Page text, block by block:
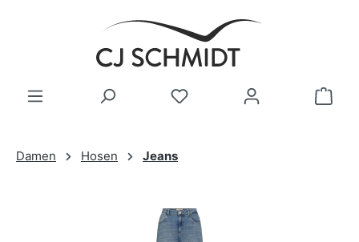
Zum Hauptinhalt springen
Damen Hosen Jeans